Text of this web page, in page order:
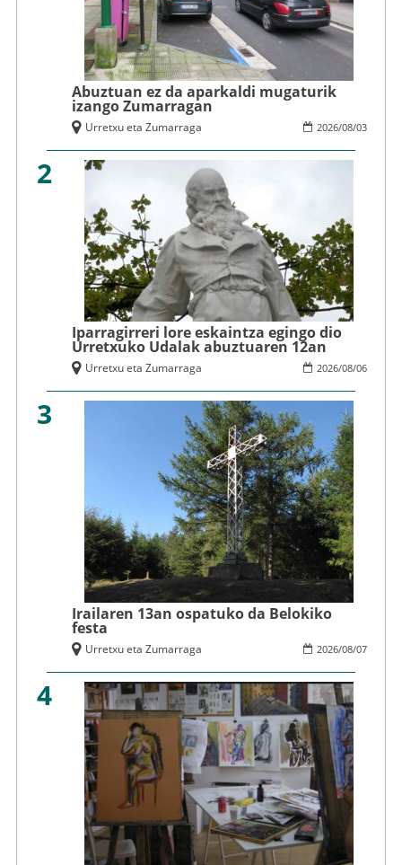
Abuztuan ez da aparkaldi mugaturik
izango Zumarragan
2026/08/03
Urretxu eta Zumarraga
2
Iparragirreri lore eskaintza egingo dio
Urretxuko Udalak abuztuaren 12an
2026/08/06
Urretxu eta Zumarraga
3
Irailaren 13an ospatuko da Belokiko
festa
2026/08/07
Urretxu eta Zumarraga
4